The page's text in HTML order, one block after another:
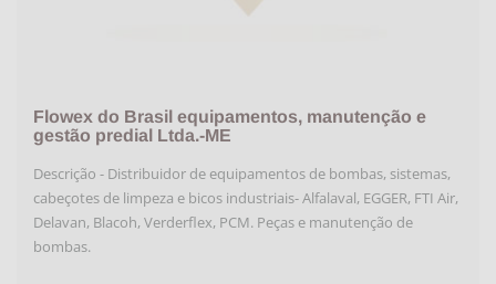
Flowex do Brasil equipamentos, manutenção e
gestão predial Ltda.-ME
Descrição - Distribuidor de equipamentos de bombas, sistemas,
cabeçotes de limpeza e bicos industriais- Alfalaval, EGGER, FTI Air,
Delavan, Blacoh, Verderflex, PCM. Peças e manutenção de
bombas.